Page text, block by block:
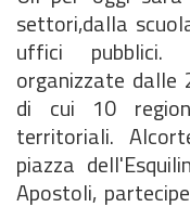
settori,dalla
uffici pubblici.
organizzate
di cui 10
territoriali.
piazza
Apostoli,